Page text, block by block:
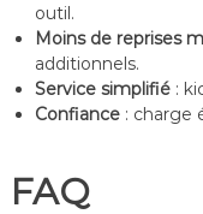
outil.
Moins de reprises
additionnels.
Service simplifié:
Confiance: charge
FAQ